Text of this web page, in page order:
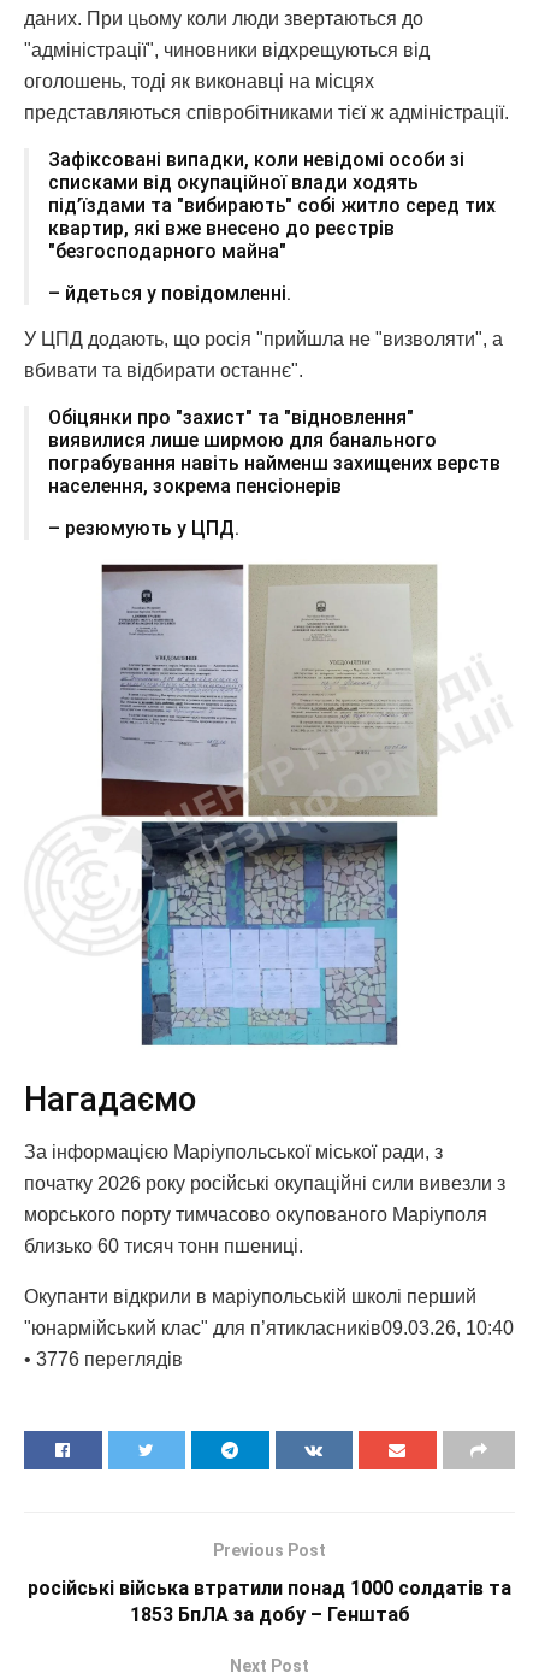
даних. При цьому коли люди звертаються до
"адміністрації", чиновники відхрещуються від
оголошень, тоді як виконавці на місцях
представляються співробітниками тієї ж адміністрації.
Зафіксовані випадки, коли невідомі особи зі
списками від окупаційної влади ходять
під’їздами та "вибирають" собі житло серед тих
квартир, які вже внесено до реєстрів
"безгосподарного майна"
– йдеться у повідомленні.
У ЦПД додають, що росія "прийшла не "визволяти", а
вбивати та відбирати останнє".
Обіцянки про "захист" та "відновлення"
виявилися лише ширмою для банального
пограбування навіть найменш захищених верств
населення, зокрема пенсіонерів
– резюмують у ЦПД.
Нагадаємо
За інформацією Маріупольської міської ради, з
початку 2026 року російські окупаційні сили вивезли з
морського порту тимчасово окупованого Маріуполя
близько 60 тисяч тонн пшениці.
Окупанти відкрили в маріупольській школі перший
"юнармійський клас" для п’ятикласників09.03.26, 10:40
• 3776 переглядiв
Previous Post
російські війська втратили понад 1000 солдатів та
1853 БпЛА за добу – Генштаб
Next Post